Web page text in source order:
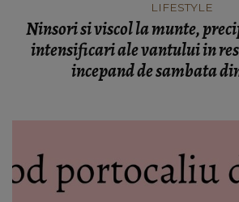
LIFESTYLE
Ninsori si viscol la munte,
intensificari ale vantului in
incepand de sambata